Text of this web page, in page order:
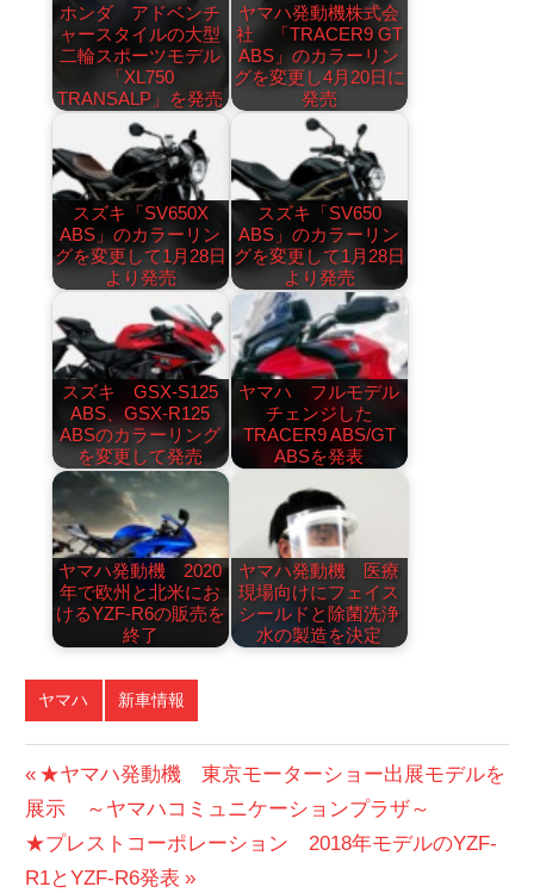
ホンダ アドベンチ
ャースタイルの大型
二輪スポーツモデル
「XL750
TRANSALP」を発売
ヤマハ発動機株式会
社 「TRACER9 GT
ABS」のカラーリン
グを変更し4月20日に
発売
スズキ「SV650X
ABS」のカラーリン
グを変更して1月28日
より発売
スズキ「SV650
ABS」のカラーリン
グを変更して1月28日
より発売
スズキ GSX-S125
ABS、GSX-R125
ABSのカラーリング
を変更して発売
ヤマハ フルモデル
チェンジした
TRACER9 ABS/GT
ABSを発表
ヤマハ発動機 2020
年で欧州と北米にお
けるYZF-R6の販売を
終了
ヤマハ発動機 医療
現場向けにフェイス
シールドと除菌洗浄
水の製造を決定
ヤマハ 新車情報
投
稿
ナ
前
の
投
稿:
★ヤマハ発動機 東京モーターショー出展モデルを
展示 ～ヤマハコミュニケーションプラザ～
次
の
★プレストコーポレーション 2018年モデルのYZF-
R1とYZF-R6発表